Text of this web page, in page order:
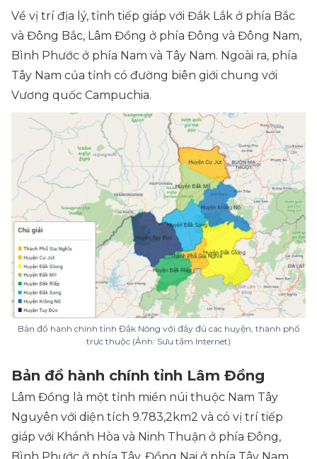
Về vị trí địa lý, tỉnh tiếp giáp với Đắk Lắk ở phía Bắc
và Đông Bắc, Lâm Đồng ở phía Đông và Đông Nam,
Bình Phước ở phía Nam và Tây Nam. Ngoài ra, phía
Tây Nam của tỉnh có đường biên giới chung với
Vương quốc Campuchia.
Bản đồ hành chính tỉnh Đắk Nông với đầy đủ các huyện, thành phố
trực thuộc (Ảnh: Sưu tầm Internet)
Bản đồ hành chính tỉnh Lâm Đồng
Lâm Đồng là một tỉnh miền núi thuộc Nam Tây
Nguyên với diện tích 9.783,2km2 và có vị trí tiếp
giáp với Khánh Hòa và Ninh Thuận ở phía Đông,